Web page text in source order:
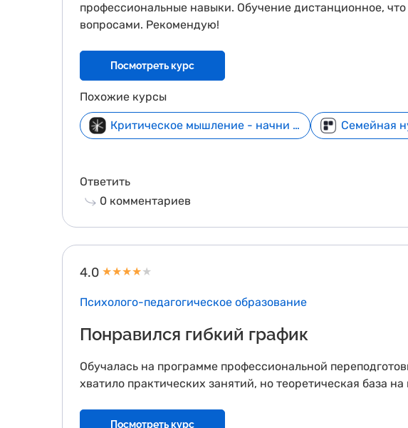
профессиональные навыки. Обучение дистанционное,
вопросами. Рекомендую!
Посмотреть курс
Похожие курсы
Критическое мышление - начни бесплатно
Ответить
0 комментариев
4.0 ★★★★★
Психолого-педагогическое образование
Понравился гибкий график
Обучалась на программе профессиональной
хватило практических занятий, но теоретическая база
Посмотреть курс